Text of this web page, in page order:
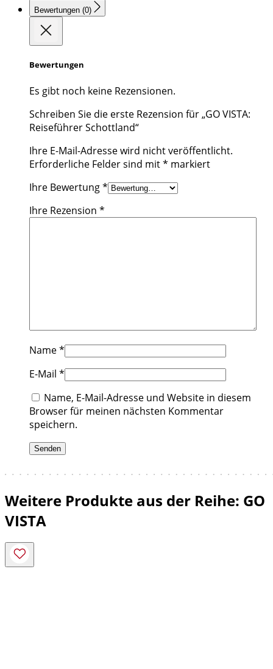
Bewertungen (0)
Bewertungen
Es gibt noch keine Rezensionen.
Schreiben Sie die erste Rezension für „GO VISTA:
Reiseführer Schottland“
Ihre E-Mail-Adresse wird nicht veröffentlicht.
Erforderliche Felder sind mit* markiert
Ihre Bewertung*
Ihre Rezension *
Name*
E-Mail *
Name, E-Mail-Adresse und Website in diesem
Browser für meinen nächsten Kommentar
speichern.
Weitere Produkte aus der Reihe: GO
VISTA